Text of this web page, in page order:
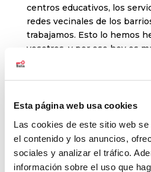
Esta página web usa cookies
Las cookies de este sitio web
el contenido y los anuncios,
sociales y analizar el tráfico.
información sobre el uso que
centros educativos, los
redes vecinales de los
trabajamos. Esto lo hemos
vosotros, y por eso hoy os
sinceras sonrisas desde los
confinamiento ha
ha puesto en evidencia
educativa . Ya estamos
preparación en las áreas en
necesitan los menores,